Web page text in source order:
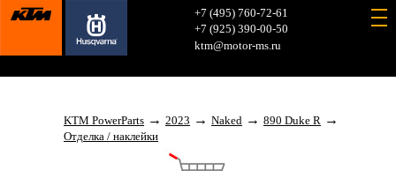
+7 (495) 760-72-61
+7 (925) 390-00-50
ktm@motor-ms.ru
KTM PowerParts → 2023 → Naked → 890 Duke R →
Отделка / наклейки